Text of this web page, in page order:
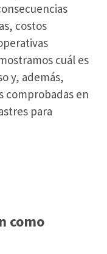
costos
cuál es
y, además,
comprobadas en
para
como